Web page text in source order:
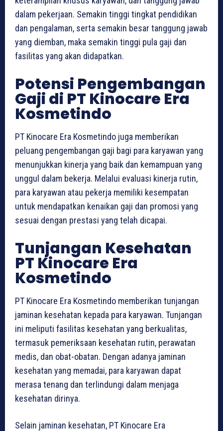
dalam pekerjaan. Semakin tinggi tingkat pendidikan
dan pengalaman, serta semakin besar tanggung jawab
yang diemban, maka semakin tinggi pula gaji dan
fasilitas yang akan didapatkan.
Potensi Pengembangan
Gaji di PT Kinocare Era
Kosmetindo
PT Kinocare Era Kosmetindo juga memberikan
peluang pengembangan gaji bagi para karyawan yang
menunjukkan kinerja yang baik dan kemampuan yang
unggul dalam bekerja. Melalui evaluasi kinerja rutin,
para karyawan atau pekerja memiliki kesempatan
untuk mendapatkan kenaikan gaji dan promosi yang
sesuai dengan prestasi yang telah dicapai.
Tunjangan Kesehatan
PT Kinocare Era
Kosmetindo
PT Kinocare Era Kosmetindo memberikan tunjangan
jaminan kesehatan kepada para karyawan. Tunjangan
ini meliputi fasilitas kesehatan yang berkualitas,
termasuk pemeriksaan kesehatan rutin, perawatan
medis, dan obat-obatan. Dengan adanya jaminan
kesehatan yang memadai, para karyawan dapat
merasa tenang dan terlindungi dalam menjaga
kesehatan dirinya.
Selain jaminan kesehatan, PT Kinocare Era